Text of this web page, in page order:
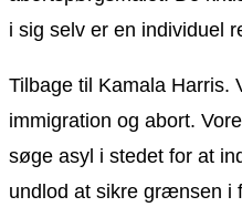
i sig selv er en individuel
Tilbage til Kamala
immigration og abort.
søge asyl i stedet for at
undlod at sikre grænsen i